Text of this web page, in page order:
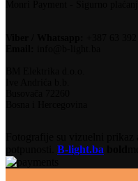
B-light.ba